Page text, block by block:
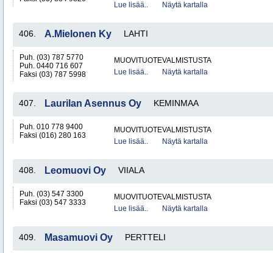
Lue lisää..
Näytä kartalla
406. A.Mielonen Ky LAHTI
Puh. (03) 787 5770
Puh. 0440 716 607
Faksi (03) 787 5998
MUOVITUOTEVALMISTUSTA
Lue lisää..
Näytä kartalla
407. Laurilan Asennus Oy KEMINMAA
Puh. 010 778 9400
Faksi (016) 280 163
MUOVITUOTEVALMISTUSTA
Lue lisää..
Näytä kartalla
408. Leomuovi Oy VIIALA
Puh. (03) 547 3300
Faksi (03) 547 3333
MUOVITUOTEVALMISTUSTA
Lue lisää..
Näytä kartalla
409. Masamuovi Oy PERTTELI